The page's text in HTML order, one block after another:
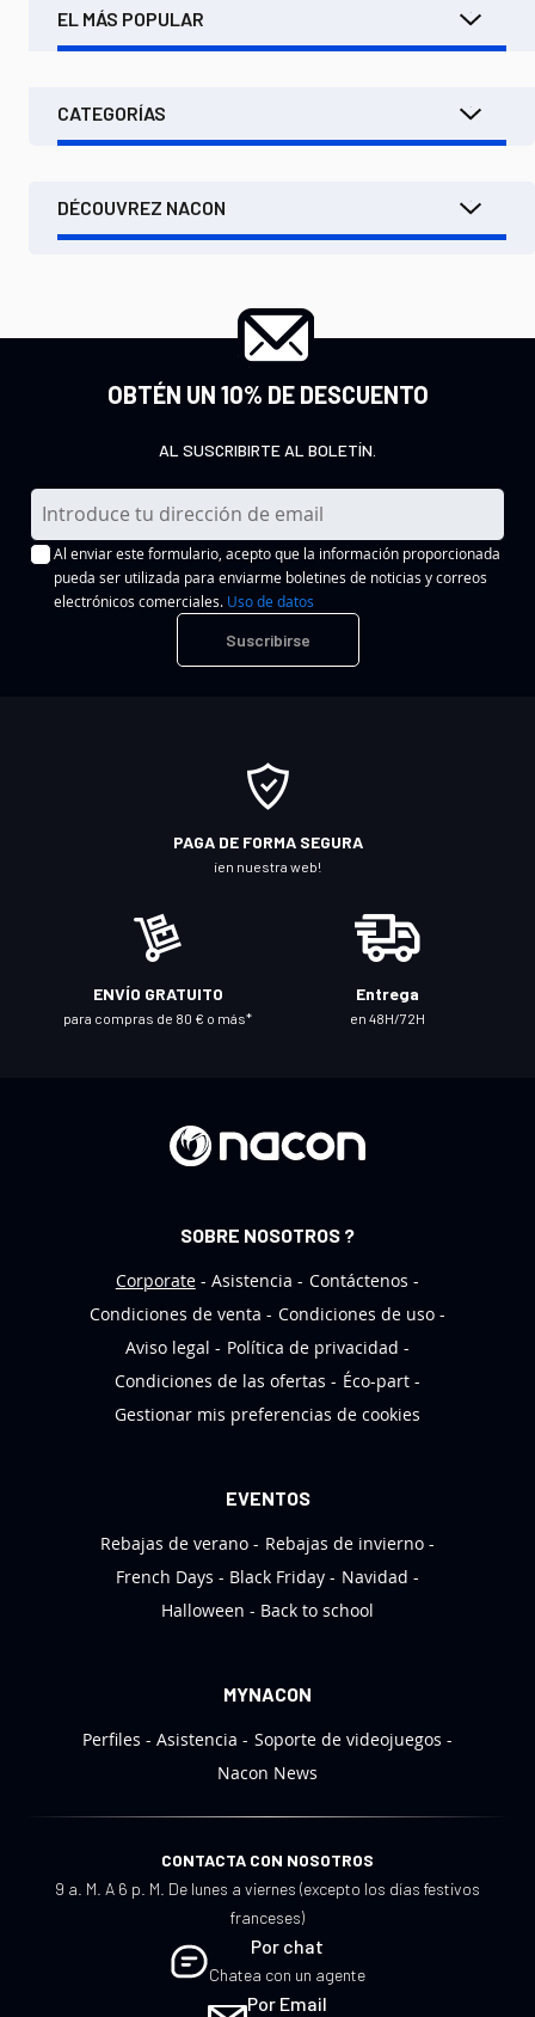
EL MÁS POPULAR
CATEGORÍAS
DÉCOUVREZ NACON
OBTÉN UN 10% DE DESCUENTO
AL SUSCRIBIRTE AL BOLETÍN.
I
n
s
Al enviar este formulario, acepto que la información proporcionada
pueda ser utilizada para enviarme boletines de noticias y correos
electrónicos comerciales. Uso de datos
Suscribirse
PAGA DE FORMA SEGURA
¡en nuestra web!
ENVÍO GRATUITO
para compras de 80 € o más*
Entrega
en 48H/72H
SOBRE NOSOTROS ?
Corporate
Asistencia
Contáctenos
Condiciones de venta
Condiciones de uso
Aviso legal
Política de privacidad
Condiciones de las ofertas
Éco-part
Gestionar mis preferencias de cookies
EVENTOS
Rebajas de verano
Rebajas de invierno
French Days
Black Friday
Navidad
Halloween
Back to school
MYNACON
Perfiles
Asistencia
Soporte de videojuegos
Nacon News
CONTACTA CON NOSOTROS
9 a. M. A 6 p. M. De lunes a viernes (excepto los días festivos
franceses)
Por chat
Chatea con un agente
Por Email